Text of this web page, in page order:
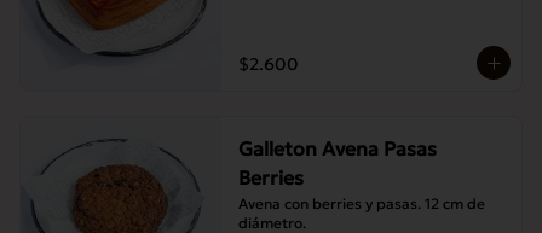
$2.600
Galleton Avena Pasas
Berries
Avena con berries y pasas. 12 cm de
diámetro.